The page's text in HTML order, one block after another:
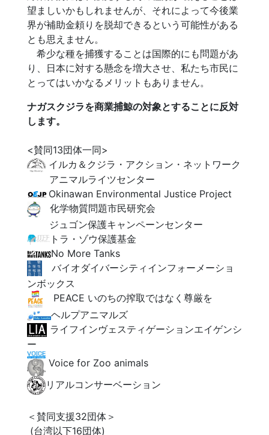
望ましいかもしれませんが、それによって今後業
界が補助金頼りを脱却できるという可能性がある
とも思えません。
希少な種を捕獲することは国際的にも問題があ
り、日本に対する懸念を増大させ、私たち市民に
とってはいかなるメリットもありません。
ナガスクジラを商業捕鯨の対象とすることに反対
します。
<賛同13団体一同>
イルカ＆クジラ・アクション・ネットワーク
アニマルライツセンター
Okinawan Environmental Justice Project
化学物質問題市民研究会
ジュゴン保護キャンペーンセンター
トラ・ゾウ保護基金
No More Tanks
バイオダイバーシティインフォーメーショ
ンボックス
PEACE いのちの搾取ではなく尊厳を
ヘルプアニマルズ
ライフインヴェスティゲーションエイゲンシ
ー
Voice for Zoo animals
リアルコンサーベーション
＜賛同支援32団体＞
(台湾以下16団体)